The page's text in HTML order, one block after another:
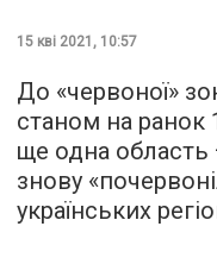
15 кві 2021, 10:57
До «червоної»
станом на ранок
ще одна
знову
українських